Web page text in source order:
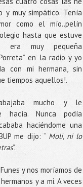
y muy simpático. Tenía
como el mío..pelín
hasta que estuve
era muy pequeña
en la radio y yo
con mi hermana, sin
tiempos aquellos!.
mucho y le
hacía. Nunca podía
haciéndome una
me dijo: “ Moli, ni lo
”.
y nos moríamos de
y a mi. A veces